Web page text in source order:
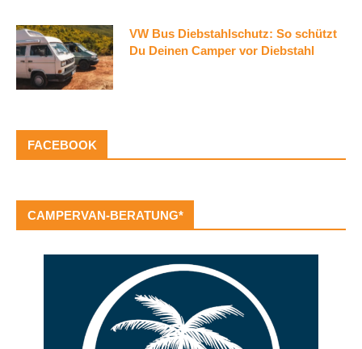
VW Bus Diebstahlschutz: So schützt
Du Deinen Camper vor Diebstahl
FACEBOOK
CAMPERVAN-BERATUNG*